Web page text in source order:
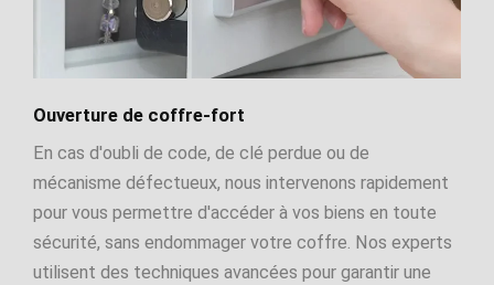
Ouverture de coffre-fort
En cas d'oubli de code, de clé perdue ou de
mécanisme défectueux, nous intervenons rapidement
pour vous permettre d'accéder à vos biens en toute
sécurité, sans endommager votre coffre. Nos experts
utilisent des techniques avancées pour garantir une